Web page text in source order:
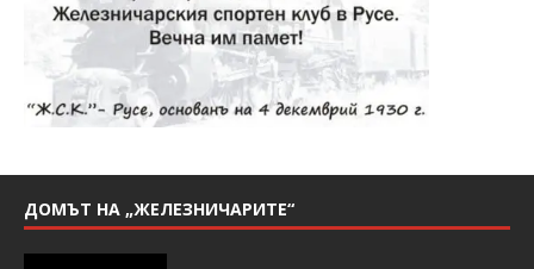
ДОМЪТ НА „ЖЕЛЕЗНИЧАРИТЕ“